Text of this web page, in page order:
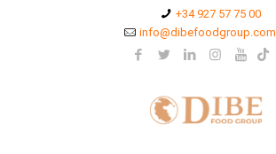
+34 927 57 75 00
info@dibefoodgroup.com